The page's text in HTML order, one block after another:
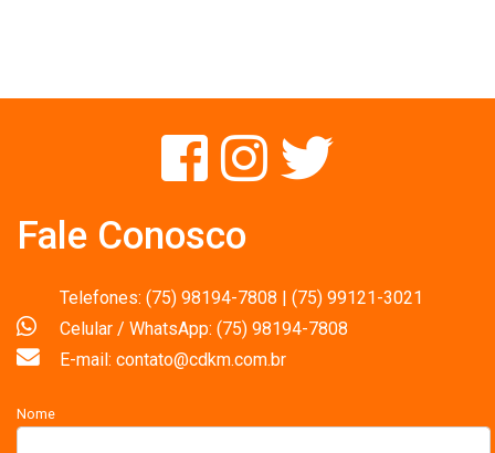
Fale Conosco
Telefones: (75) 98194-7808 | (75) 99121-3021
Celular / WhatsApp: (75) 98194-7808
E-mail: contato@cdkm.com.br
Nome